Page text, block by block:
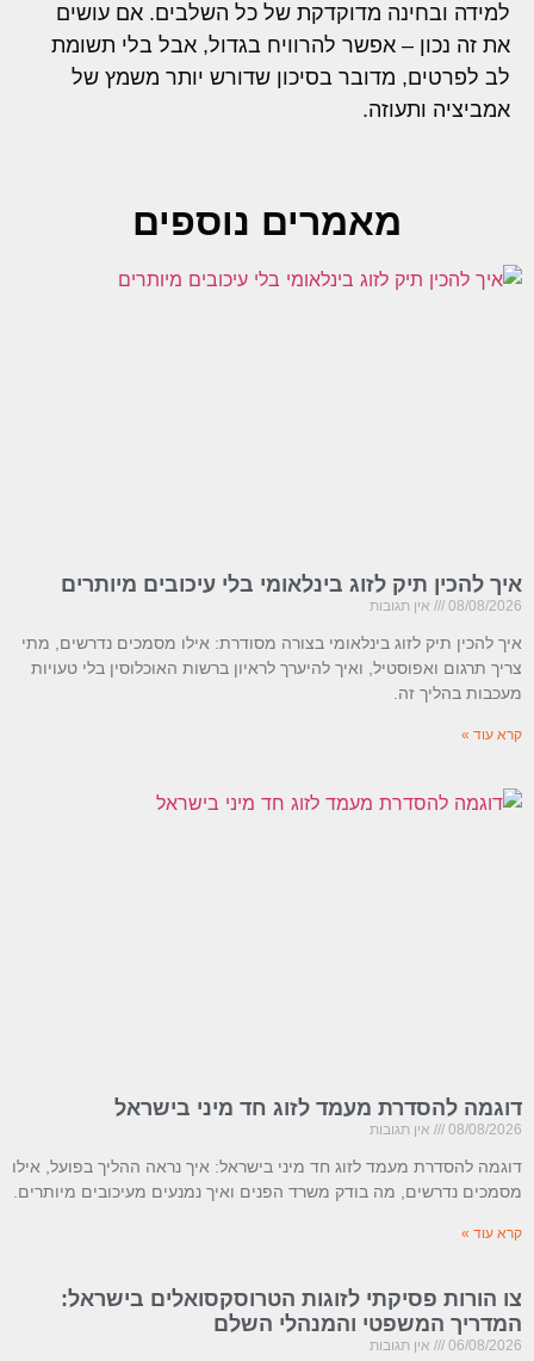
למידה ובחינה מדוקדקת של כל השלבים. אם עושים
את זה נכון – אפשר להרוויח בגדול, אבל בלי תשומת
לב לפרטים, מדובר בסיכון שדורש יותר משמץ של
אמביציה ותעוזה.
מאמרים נוספים
איך להכין תיק לזוג בינלאומי בלי עיכובים מיותרים
08/08/2026 אין תגובות
איך להכין תיק לזוג בינלאומי בצורה מסודרת: אילו מסמכים נדרשים, מתי
צריך תרגום ואפוסטיל, ואיך להיערך לראיון ברשות האוכלוסין בלי טעויות
מעכבות בהליך זה.
קרא עוד »
דוגמה להסדרת מעמד לזוג חד מיני בישראל
08/08/2026 אין תגובות
דוגמה להסדרת מעמד לזוג חד מיני בישראל: איך נראה ההליך בפועל, אילו
מסמכים נדרשים, מה בודק משרד הפנים ואיך נמנעים מעיכובים מיותרים.
קרא עוד »
צו הורות פסיקתי לזוגות הטרוסקסואלים בישראל:
המדריך המשפטי והמנהלי השלם
06/08/2026 אין תגובות